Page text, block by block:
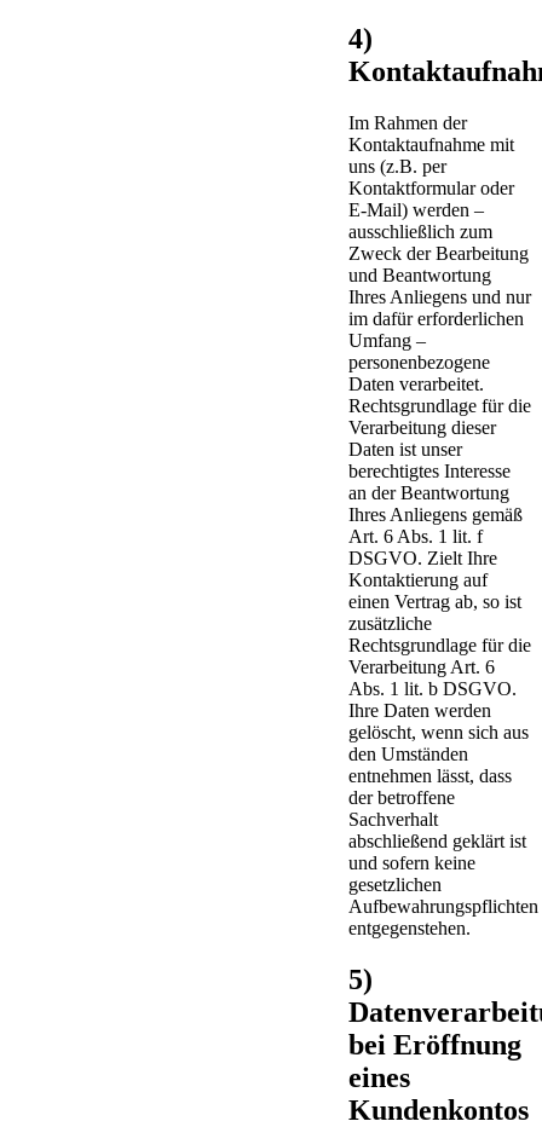
4)
Im Rahmen der
Kontaktaufnahme mit
uns (z.B. per
Kontaktformular oder
E-Mail) werden –
ausschließlich zum
Zweck der Bearbeitung
und Beantwortung
Ihres Anliegens und nur
im dafür erforderlichen
Umfang –
personenbezogene
Daten verarbeitet.
Rechtsgrundlage für die
Verarbeitung dieser
Daten ist unser
berechtigtes Interesse
an der Beantwortung
Ihres Anliegens gemäß
Art. 6 Abs. 1 lit. f
DSGVO. Zielt Ihre
Kontaktierung auf
einen Vertrag ab, so ist
zusätzliche
Rechtsgrundlage für die
Verarbeitung Art. 6
Abs. 1 lit. b DSGVO.
Ihre Daten werden
gelöscht, wenn sich aus
den Umständen
entnehmen lässt, dass
der betroffene
Sachverhalt
abschließend geklärt ist
und sofern keine
gesetzlichen
Aufbewahrungspflichten
entgegenstehen.
5)
bei Eröffnung
eines
Kundenkontos